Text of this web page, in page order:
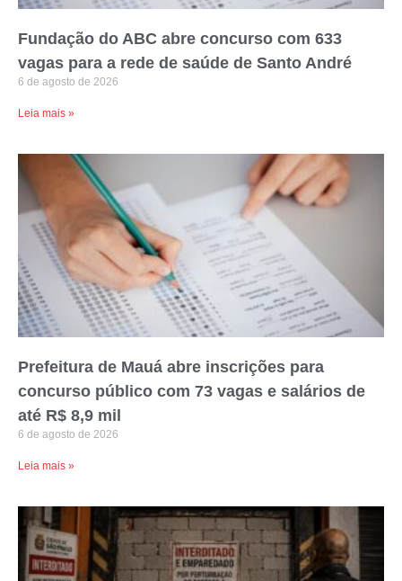
Fundação do ABC abre concurso com 633
vagas para a rede de saúde de Santo André
6 de agosto de 2026
Leia mais »
Prefeitura de Mauá abre inscrições para
concurso público com 73 vagas e salários de
até R$ 8,9 mil
6 de agosto de 2026
Leia mais »